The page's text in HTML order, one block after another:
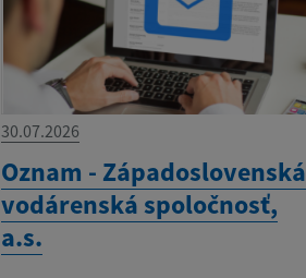
30.07.2026
Oznam - Západoslovenská
vodárenská spoločnosť,
a.s.